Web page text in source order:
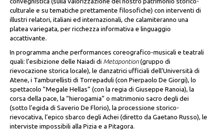
culturale e su tematiche prettamente filosofiche) con interventi di
illustri relatori, italiani ed internazionali, che calamiteranno una
platea variegata, per ricchezza informativa e linguaggio
accattivante.
In programma anche performances coreografico-musicali e teatrali
quali: l’esibizione delle Naiadi di Metapontion(gruppo di
rievocazione storica locale), le danzatrici ufficiali dell’Università di
Atene, i Tamburellisti di Torrepaduli (con Pierpaolo De Giorgi), lo
spettacolo “Megale Hellas” (con la regia di Giuseppe Ranoia), la
corsa della pace, la “hierogamia” o matrimonio sacro degli dei
(sotto l’egida di Saverio De Florio), la processione storico-
rievocativa, l’epico sbarco degli Achei (diretto da Gaetano Russo), le
interviste impossibili alla Pizia e a Pitagora.